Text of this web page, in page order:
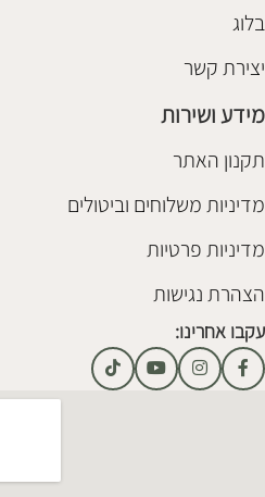
בלוג
יצירת קשר
מידע ושירות
תקנון האתר
מדיניות משלוחים וביטולים
מדיניות פרטיות
הצהרת נגישות
עקבו אחרינו: